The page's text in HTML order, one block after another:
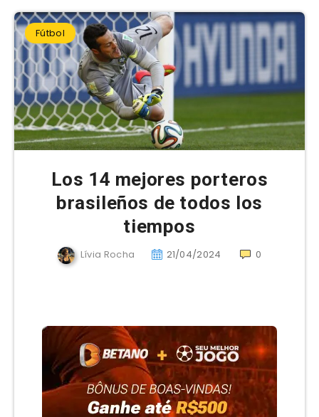
Fútbol
Los 14 mejores porteros
brasileños de todos los
tiempos
Lívia Rocha 21/04/2024 0